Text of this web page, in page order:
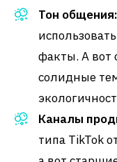
Тон общения:
факты. А вот
солидные
Каналы
типа TikTok